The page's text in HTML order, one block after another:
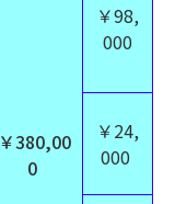
￥380,00
0
￥98,
000
￥24,
000